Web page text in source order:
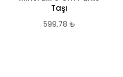
Taşı
599,78 ₺